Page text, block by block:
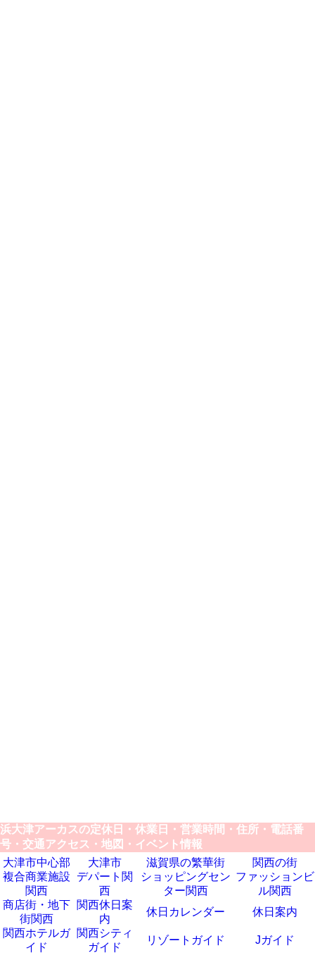
浜大津アーカスの定休日・休業日・営業時間・住所・電話番
号・交通アクセス・地図・イベント情報
大津市中心部
大津市 滋賀県の繁華街
関西の街
複合商業施設
関西
デパート関
西
ショッピングセン
ター関西
ファッションビ
ル関西
商店街・地下
街関西
関西休日案
内
休日カレンダー
休日案内
関西ホテルガ
イド
関西シティ
ガイド
リゾートガイド Jガイド